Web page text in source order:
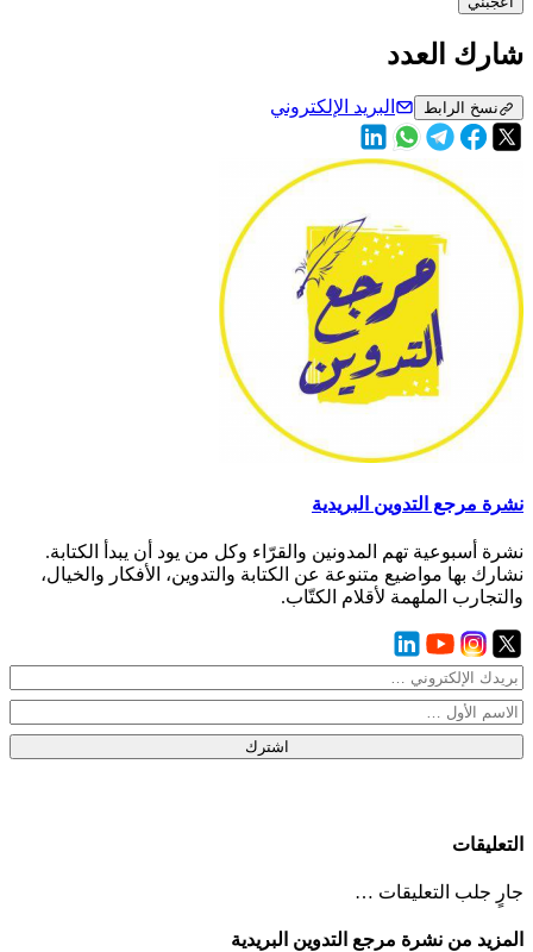
شارك العدد
نسخ الرابط البريد الإلكتروني
نشرة مرجع التدوين البريدية
نشرة أسبوعية تهم المدونين والقرّاء وكل من يود أن يبدأ الكتابة.
نشارك بها مواضيع متنوعة عن الكتابة والتدوين، الأفكار والخيال،
والتجارب الملهمة لأقلام الكتّاب.
اشترك
التعليقات
جارٍ جلب التعليقات …
المزيد من نشرة مرجع التدوين البريدية